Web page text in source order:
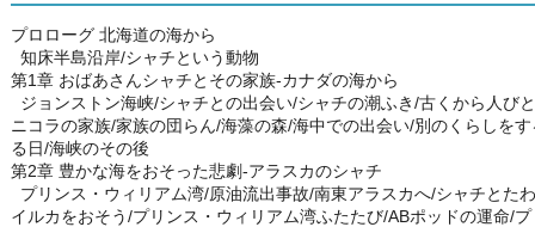
プロローグ 北海道の海から
知床半島沿岸/シャチという動物
第1章 おばあさんシャチとその家族-カナダの海から
ジョンストン海峡/シャチとの出会い/シャチの潮ふき/古くから人び
ニコラの家族/家族の団らん/海藻の森/海中での出会い/別のくらしを
る日/海峡のその後
第2章 豊かな海をおそった悲劇-アラスカのシャチ
プリンス・ウィリアム湾/原油流出事故/南東アラスカへ/シャチとた
イルカをおそう/プリンス・ウィリアム湾ふたたび/ABポッドの運命/